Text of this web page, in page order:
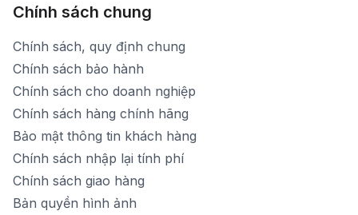
Chính sách chung
Chính sách, quy định chung
Chính sách bảo hành
Chính sách cho doanh nghiệp
Chính sách hàng chính hãng
Bảo mật thông tin khách hàng
Chính sách nhập lại tính phí
Chính sách giao hàng
Bản quyền hình ảnh